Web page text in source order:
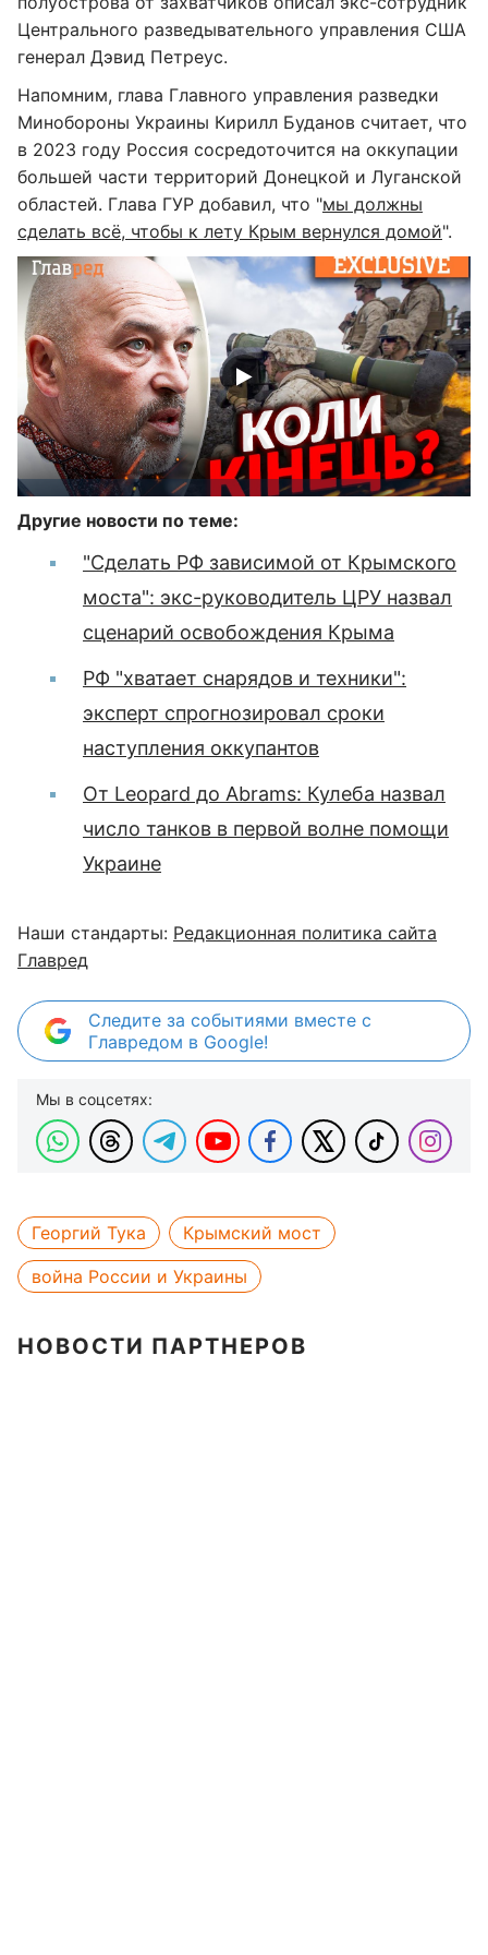
Центрального разведывательного управления США
генерал Дэвид Петреус.
Напомним, глава Главного управления разведки
Минобороны Украины Кирилл Буданов считает, что
в 2023 году Россия сосредоточится на оккупации
большей части территорий Донецкой и Луганской
областей. Глава ГУР добавил, что "мы должны
сделать всё, чтобы к лету Крым вернулся домой".
Другие новости по теме:
"Сделать РФ зависимой от Крымского
моста": экс-руководитель ЦРУ назвал
сценарий освобождения Крыма
РФ "хватает снарядов и техники":
эксперт спрогнозировал сроки
наступления оккупантов
От Leopard до Abrams: Кулеба назвал
число танков в первой волне помощи
Украине
Наши стандарты: Редакционная политика сайта
Главред
Следите за событиями вместе с
Главредом в Google!
Мы в соцсетях:
Георгий Тука
Крымский мост
война России и Украины
НОВОСТИ ПАРТНЕРОВ